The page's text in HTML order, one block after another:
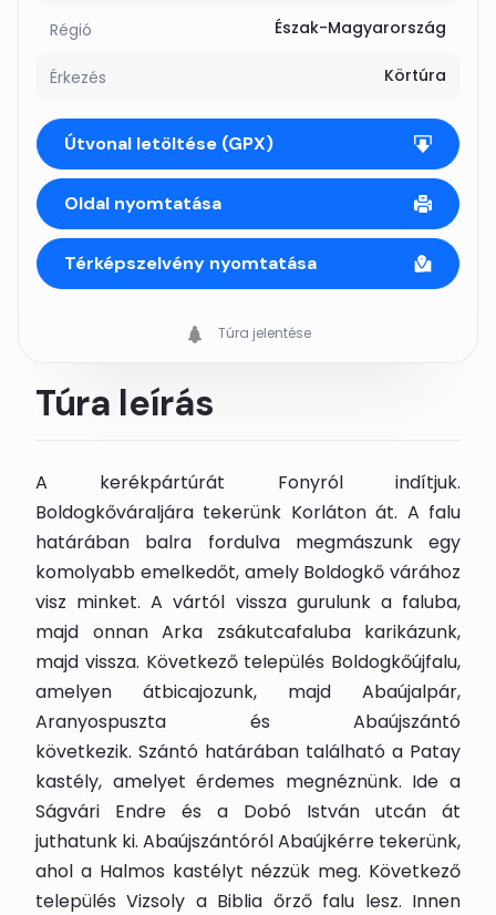
Régió Észak-Magyarország
Érkezés Körtúra
Útvonal letöltése (GPX)
Oldal nyomtatása
Térképszelvény nyomtatása
Túra jelentése
Túra leírás
A kerékpártúrát Fonyról indítjuk.
Boldogkőváraljára tekerünk Korláton át. A falu
határában balra fordulva megmászunk egy
komolyabb emelkedőt, amely Boldogkő várához
visz minket. A vártól vissza gurulunk a faluba,
majd onnan Arka zsákutcafaluba karikázunk,
majd vissza. Következő település Boldogkőújfalu,
amelyen átbicajozunk, majd Abaújalpár,
Aranyospuszta és Abaújszántó
következik. Szántó határában található a Patay
kastély, amelyet érdemes megnéznünk. Ide a
Ságvári Endre és a Dobó István utcán át
juthatunk ki. Abaújszántóról Abaújkérre tekerünk,
ahol a Halmos kastélyt nézzük meg. Következő
település Vizsoly a Biblia őrző falu lesz. Innen